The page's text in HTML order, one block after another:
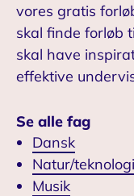
vores gratis
skal finde forløb
skal have
effektive
Se alle fag
Dansk
Natur/teknologi
Musik